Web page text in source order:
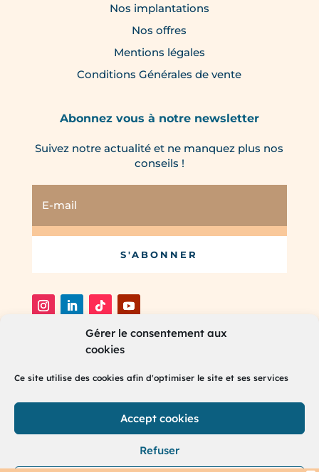
Gérer le consentement aux
cookies
Ce site utilise des cookies afin d'optimiser le site et ses services
Accept cookies
Refuser
Nos implantations
Nos offres
Mentions légales
Conditions Générales de vente
Abonnez vous à notre newsletter
Suivez notre actualité et ne manquez plus nos
conseils !
S'ABONNER
®2025 RH Partners. Tous droits réservés.